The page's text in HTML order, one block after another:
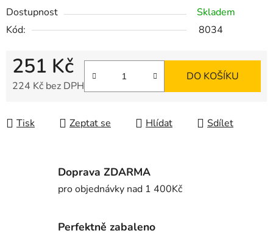
Dostupnost
Skladem
Kód:
8034
251 Kč
224 Kč bez DPH
DO KOŠÍKU
Tisk Zeptat se Hlídat Sdílet
Doprava ZDARMA
pro objednávky nad 1 400Kč
Perfektně zabaleno